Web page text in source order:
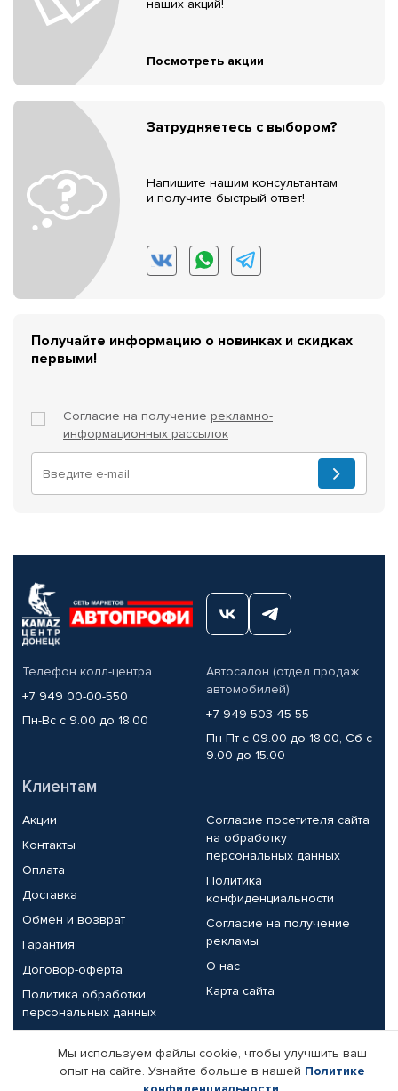
наших акций!
Посмотреть акции
Затрудняетесь с выбором?
Напишите нашим консультантам
и получите быстрый ответ!
Получайте информацию о новинках и скидках
первыми!
Согласие на получение рекламно-
информационных рассылок
Телефон колл-центра
+7 949 00-00-550
Пн-Вс с 9.00 до 18.00
Автосалон (отдел продаж
автомобилей)
+7 949 503-45-55
Пн-Пт с 09.00 до 18.00, Сб с
9.00 до 15.00
Клиентам
Акции
Контакты
Оплата
Доставка
Обмен и возврат
Гарантия
Договор-оферта
Политика обработки
персональных данных
Согласие посетителя сайта
на обработку
персональных данных
Политика
конфиденциальности
Согласие на получение
рекламы
О нас
Карта сайта
Партнерам
Корпоративным клиентам Реквизиты компании
Мы используем файлы cookie, чтобы улучшить ваш
опыт на сайте. Узнайте больше в нашей Политике